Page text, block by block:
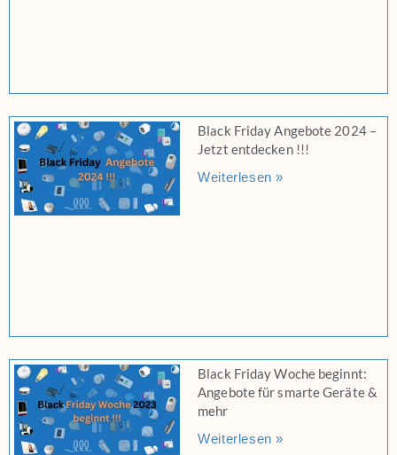
Black Friday Angebote 2024 –
Jetzt entdecken !!!
Weiterlesen »
Black Friday Woche beginnt:
Angebote für smarte Geräte &
mehr
Weiterlesen »